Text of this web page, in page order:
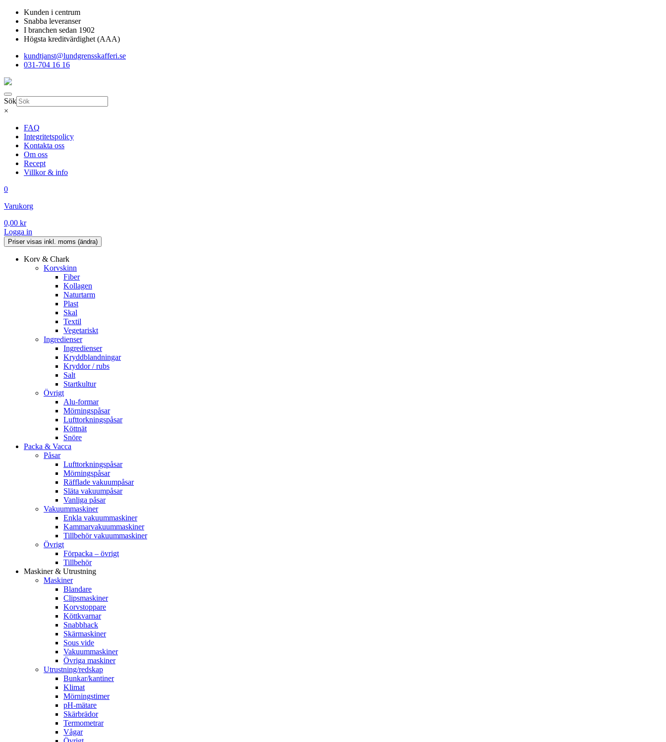
Kunden i centrum
Snabba leveranser
I branchen sedan 1902
Högsta kreditvärdighet (AAA)
kundtjanst@lundgrensskafferi.se
031-704 16 16
Sök
×
FAQ
Integritetspolicy
Kontakta oss
Om oss
Recept
Villkor & info
0
Varukorg
0,00 kr
Logga in
Korv & Chark
Korvskinn
Fiber
Kollagen
Naturtarm
Plast
Skal
Textil
Vegetariskt
Ingredienser
Ingredienser
Kryddblandningar
Kryddor / rubs
Salt
Startkultur
Övrigt
Alu-formar
Mörningspåsar
Lufttorkningspåsar
Köttnät
Snöre
Packa & Vacca
Påsar
Lufttorkningspåsar
Mörningspåsar
Räfflade vakuumpåsar
Släta vakuumpåsar
Vanliga påsar
Vakuummaskiner
Enkla vakuummaskiner
Kammarvakuummaskiner
Tillbehör vakuummaskiner
Övrigt
Förpacka – övrigt
Tillbehör
Maskiner & Utrustning
Maskiner
Blandare
Clipsmaskiner
Korvstoppare
Köttkvarnar
Snabbhack
Skärmaskiner
Sous vide
Vakuummaskiner
Övriga maskiner
Utrustning/redskap
Bunkar/kantiner
Klimat
Mörningstimer
pH-mätare
Skärbrädor
Termometrar
Vågar